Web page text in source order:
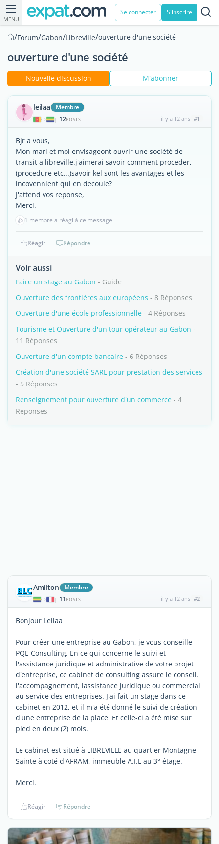
MENU
Se connecter S'inscrire
/Forum/Gabon/Libreville/ouverture d'une société
ouverture d'une société
Nouvelle discussion M'abonner
leilaa Membre
| 12POSTS il y a 12 ans #1
Bjr a vous,
Mon mari et moi envisageont ouvrir une société de
transit a libreville.j'aimerai savoir comment proceder,
(procedure etc...)savoir kel sont les avantages et les
incovennient qui en decoule?
J'attend vos reponse,
Merci.
👍 1 membre a réagi à ce message
Réagir Répondre
Voir aussi
Faire un stage au Gabon - Guide
Ouverture des frontières aux européens - 8 Réponses
Ouverture d'une école professionnelle - 4 Réponses
Tourisme et Ouverture d'un tour opérateur au Gabon -
11 Réponses
Ouverture d'un compte bancaire - 6 Réponses
Création d'une société SARL pour prestation des services
- 5 Réponses
Renseignement pour ouverture d'un commerce - 4
Réponses
Amilton Membre
| 11 POSTS il y a 12 ans #2
Bonjour Leilaa
Pour créer une entreprise au Gabon, je vous conseille
PQE Consulting. En ce qui concerne le suivi et
l'assistance juridique et administrative de votre projet
d'entreprise, ce cabinet de consulting assure le conseil,
l'accompagnement, lassistance juridique ou commercial
au service des entreprises. J'ai fait un stage dans ce
cabinet en 2012, et il m'a été donné le suivi de création
d'une entreprise de la place. Et celle-ci a été mise sur
pied en deux (2) mois.
Le cabinet est situé à LIBREVILLE au quartier Montagne
Sainte à coté d'AFRAM, immeuble A.I.L au 3° étage.
Merci.
Réagir Répondre